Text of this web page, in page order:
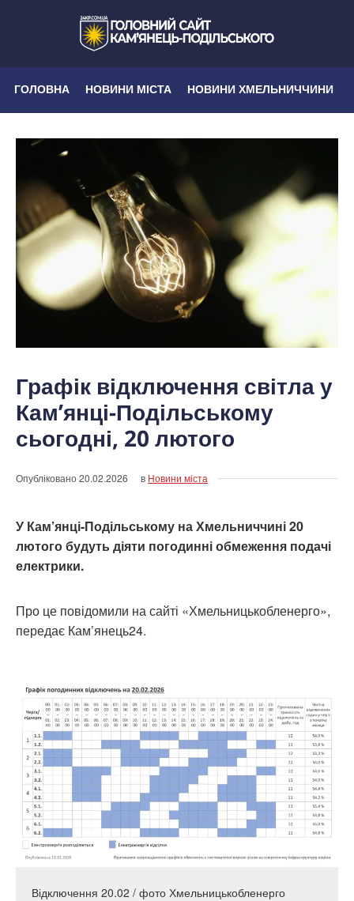
ГОЛОВНА НОВИНИ МІСТА НОВИНИ ХМЕЛЬНИЧЧИНИ
Графік відключення світла у
Кам’янці-Подільському
сьогодні, 20 лютого
Опубліковано20.02.2026 в Новини міста
У Кам’янці-Подільському на Хмельниччині 20
лютого будуть діяти погодинні обмеження подачі
електрики.
Про це повідомили на сайті «Хмельницькобленерго»,
передає Кам’янець24.
Відключення 20.02 / фото Хмельницькобленерго